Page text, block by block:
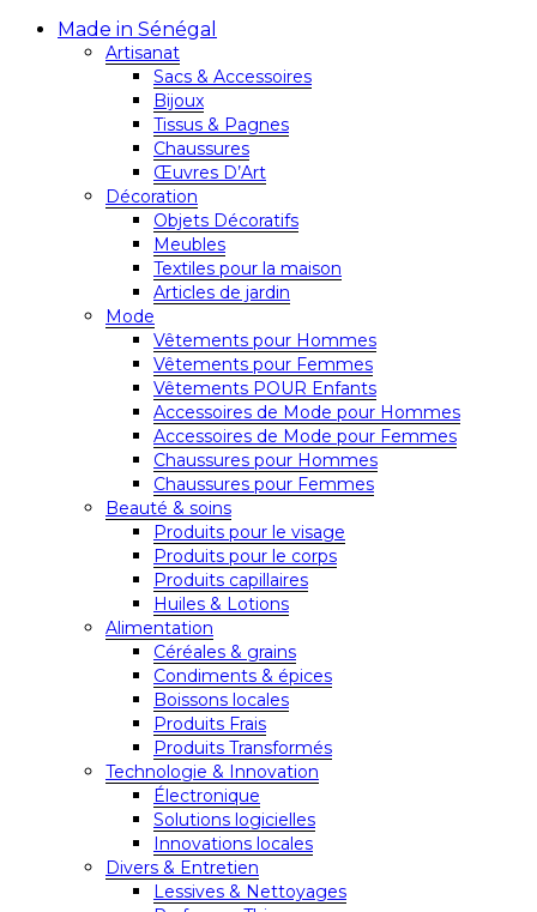
Made in Sénégal
Artisanat
Sacs & Accessoires
Bijoux
Tissus & Pagnes
Chaussures
Œuvres D’Art
Décoration
Objets Décoratifs
Meubles
Textiles pour la maison
Articles de jardin
Mode
Vêtements pour Hommes
Vêtements pour Femmes
Vêtements POUR Enfants
Accessoires de Mode pour Hommes
Accessoires de Mode pour Femmes
Chaussures pour Hommes
Chaussures pour Femmes
Beauté & soins
Produits pour le visage
Produits pour le corps
Produits capillaires
Huiles & Lotions
Alimentation
Céréales & grains
Condiments & épices
Boissons locales
Produits Frais
Produits Transformés
Technologie & Innovation
Électronique
Solutions logicielles
Innovations locales
Divers & Entretien
Lessives & Nettoyages